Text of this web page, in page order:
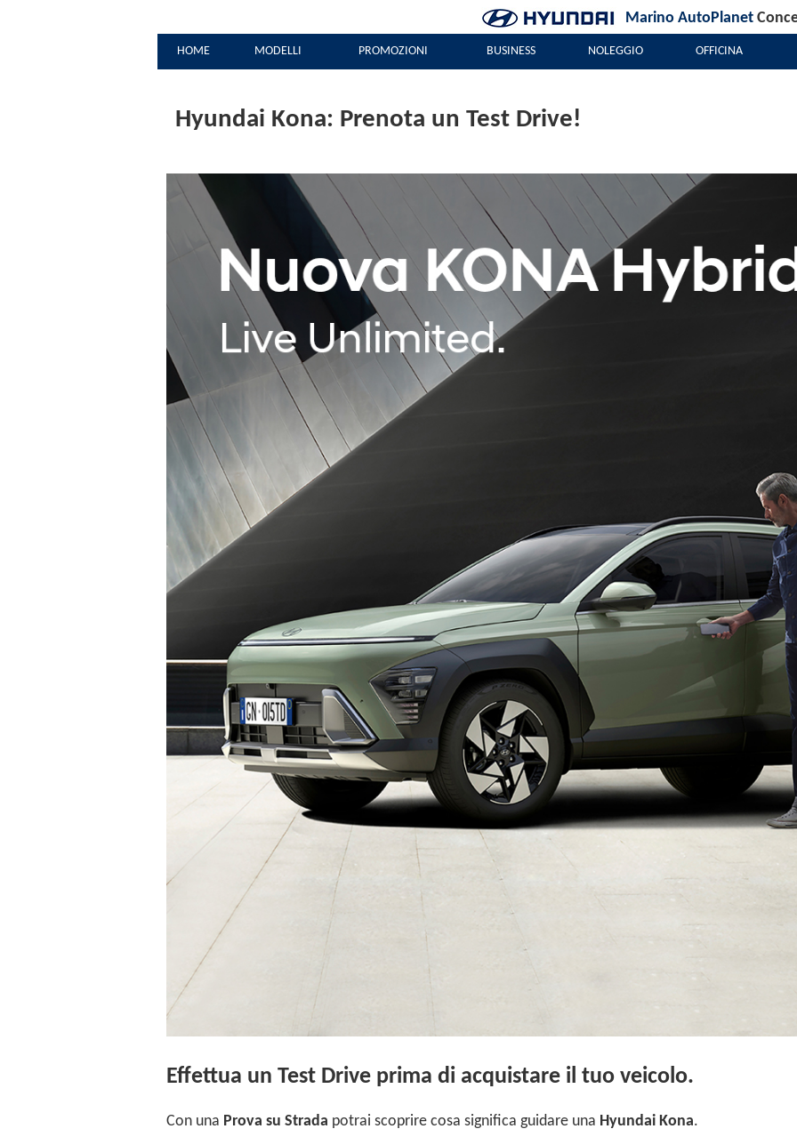
Marino AutoPlanet
HOME MODELLI PROMOZIONI BUSINESS NOLEGGIO OFFICINA
Hyundai Kona: Prenota un Test Drive!
Effettua un Test Drive prima di acquistare il tuo veicolo.
Con una Prova su Strada potrai scoprire cosa significa guidare una Hyundai Kona.